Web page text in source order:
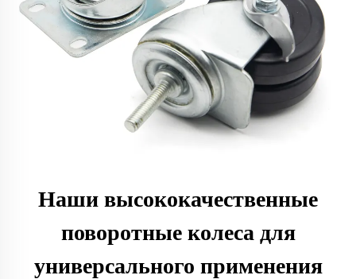
Наши высококачественные
поворотные колеса для
универсального применения